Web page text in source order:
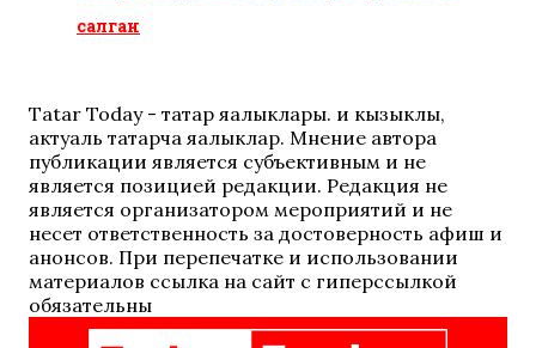
салган
Tatar Today - татар яңалыклары. иң кызыклы,
актуаль татарча яңалыклар. Мнение автора
публикации является субъективным и не
является позицией редакции. Редакция не
является организатором мероприятий и не
несет ответственность за достоверность афиш и
анонсов. При перепечатке и использовании
материалов ссылка на сайт с гиперссылкой
обязательны